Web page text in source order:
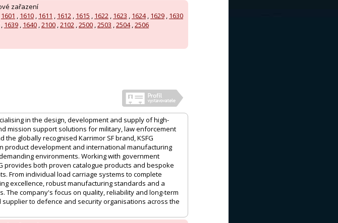
zařazení
1601 , 1610 , 1611 , 1612 , 1615 , 1622 , 1623 , 1624, 1629 , 1630
, 1639 , 1640 ,2100 ,2102 ,2500 ,2503 ,2504,2506
in the design, development and supply of high-
mission support solutions for military, law enforcement
globally recognised Karrimor SF brand, KSFG
product development and international manufacturing
environments. Working with government
provides both proven catalogue products and bespoke
From individual load carriage systems to complete
excellence, robust manufacturing standards and a
The company's focus on quality, reliability and long-term
to defence and security organisations across the